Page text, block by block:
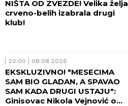
NIŠTA OD ZVEZDE! Velika želja
crveno-belih izabrala drugi
klub!
20:00 08.08.2026
EKSKLUZIVNO! "MESECIMA
SAM BIO GLADAN, A SPAVAO
SAM KADA DRUGI USTAJU":
Ginisovac Nikola Vejnović o